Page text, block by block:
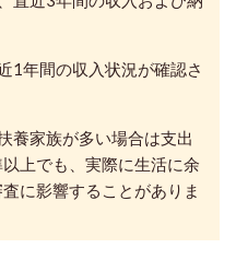
1年間の収入状況が確認さ
養家族が多い場合は支出
上でも、実際に生活に余
に影響することがありま